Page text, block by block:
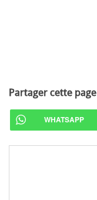
Partager cette page
WHATSAPP